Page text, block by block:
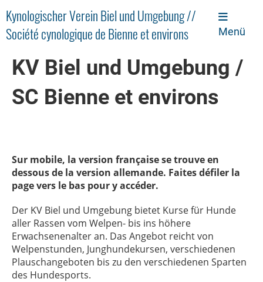
Kynologischer Verein Biel und Umgebung //
Société cynologique de Bienne et environs
Menü
KV Biel und Umgebung /
SC Bienne et environs
Sur mobile, la version française se trouve en
dessous de la version allemande. Faites défiler la
page vers le bas pour y accéder.
Der KV Biel und Umgebung bietet Kurse für Hunde
aller Rassen vom Welpen- bis ins höhere
Erwachsenenalter an. Das Angebot reicht von
Welpenstunden, Junghundekursen, verschiedenen
Plauschangeboten bis zu den verschiedenen Sparten
des Hundesports.